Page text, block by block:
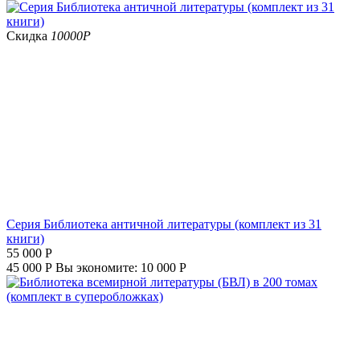
Скидка 10000Р
Серия Библиотека античной литературы (комплект из 31
книги)
55 000 Р
45 000 Р Вы экономите: 10 000 Р